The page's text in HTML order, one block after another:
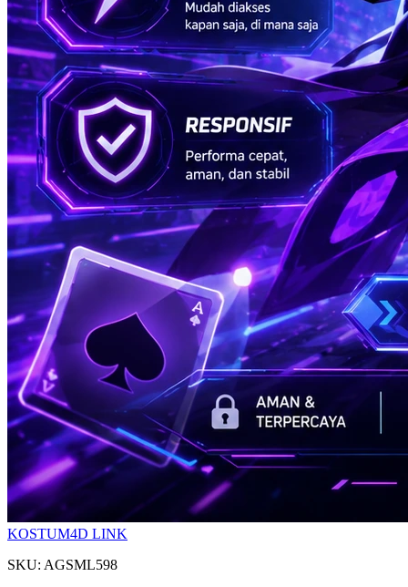
KOSTUM4D LINK
SKU: AGSML598